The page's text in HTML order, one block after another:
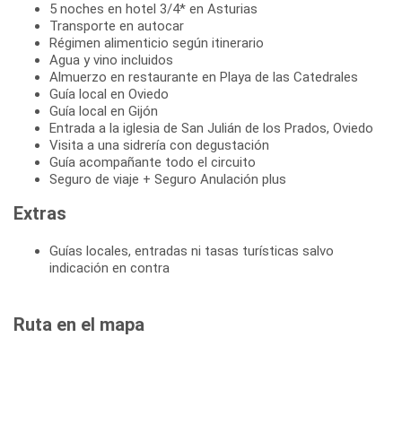
5 noches en hotel 3/4* en Asturias
Transporte en autocar
Régimen alimenticio según itinerario
Agua y vino incluidos
Almuerzo en restaurante en Playa de las Catedrales
Guía local en Oviedo
Guía local en Gijón
Entrada a la iglesia de San Julián de los Prados, Oviedo
Visita a una sidrería con degustación
Guía acompañante todo el circuito
Seguro de viaje + Seguro Anulación plus
Extras
Guías locales, entradas ni tasas turísticas salvo
indicación en contra
Ruta en el mapa